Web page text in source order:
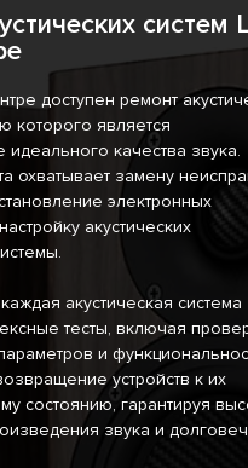
систем
доступен ремонт
которого является
идеального качества звука.
охватывает замену
электронных
акустических
акустическая система
тесты, включая
и
устройств к их
состоянию, гарантируя
звука и